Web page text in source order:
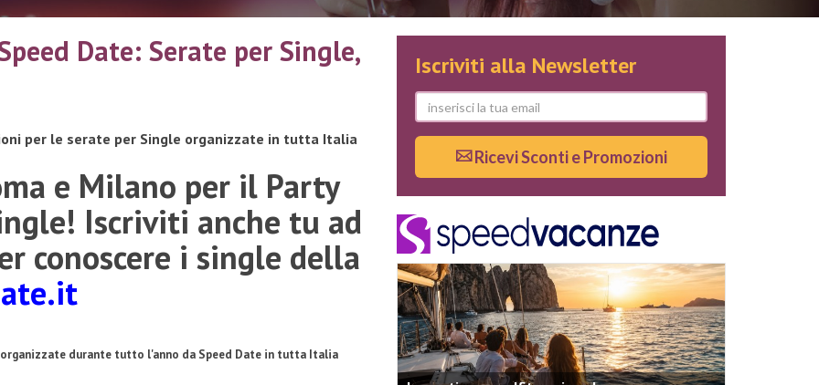
Date: Serate per Single,
per le serate per Single organizzate in tutta Italia
e Milano per il Party
Iscriviti anche tu ad
conoscere i single della
durante tutto l'anno da Speed Date in tutta Italia
Iscriviti alla Newsletter
Ricevi Sconti e Promozioni